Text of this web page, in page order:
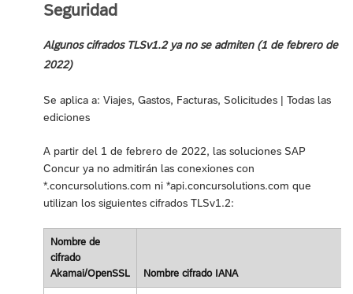
Seguridad
Algunos cifrados TLSv1.2 ya no se admiten (1 de febrero de
2022)
Se aplica a: Viajes, Gastos, Facturas, Solicitudes | Todas las
ediciones
A partir del 1 de febrero de 2022, las soluciones SAP
Concur ya no admitirán las conexiones con
*.concursolutions.com ni *api.concursolutions.com que
utilizan los siguientes cifrados TLSv1.2:
Nombre de
cifrado
Akamai/OpenSSL
Nombre cifrado IANA